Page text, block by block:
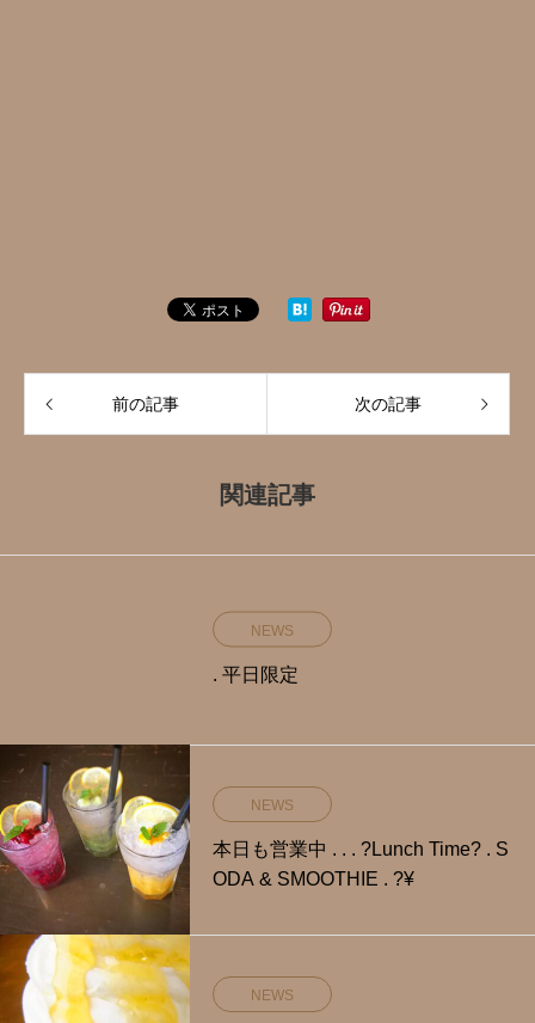
前の記事 次の記事
関連記事
NEWS
. 平日限定️
NEWS
本日も営業中 . . . ?Lunch Time? . S
ODA & SMOOTHIE . ?¥
NEWS